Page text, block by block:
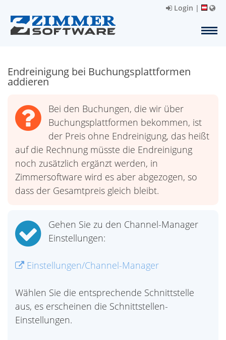
Login |
Endreinigung bei Buchungsplattformen
addieren
Bei den Buchungen, die wir über
Buchungsplattformen bekommen, ist
der Preis ohne Endreinigung, das heißt
auf die Rechnung müsste die Endreinigung
noch zusätzlich ergänzt werden, in
Zimmersoftware wird es aber abgezogen, so
dass der Gesamtpreis gleich bleibt.
Gehen Sie zu den Channel-Manager
Einstellungen:
Einstellungen/Channel-Manager
Wählen Sie die entsprechende Schnittstelle
aus, es erscheinen die Schnittstellen-
Einstellungen.